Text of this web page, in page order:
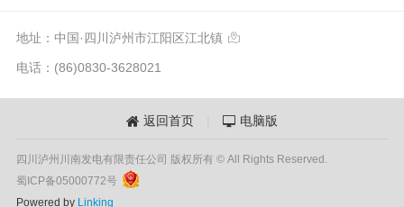
地址：中国·四川泸州市江阳区江北镇 
电话：(86)0830-3628021
 返回首页  电脑版
四川泸州川南发电有限责任公司 版权所有 © All Rights Reserved.
蜀ICP备05000772号
Powered by Linking